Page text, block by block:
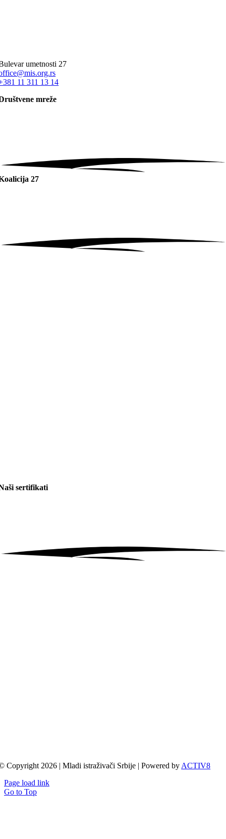
umetnosti 27
11 311 13 14
mreže
27
sertifikati
Copyright 2026 | Mladi istraživači Srbije | Powered by ACTIV8
Page load link
Go to Top